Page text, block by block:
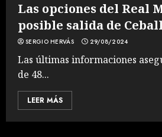
Las opciones del Real
posible salida de
SERGIO HERVÁS 29/08/2024
Las últimas informaciones
de 48...
LEER MÁS